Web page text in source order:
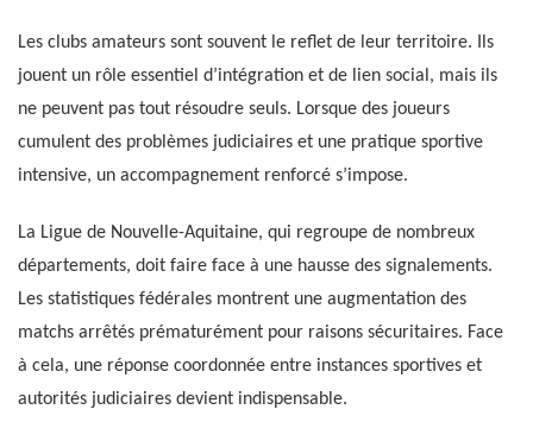
Les clubs amateurs sont souvent le reflet de leur territoire. Ils
jouent un rôle essentiel d’intégration et de lien social, mais ils
ne peuvent pas tout résoudre seuls. Lorsque des joueurs
cumulent des problèmes judiciaires et une pratique sportive
intensive, un accompagnement renforcé s’impose.
La Ligue de Nouvelle-Aquitaine, qui regroupe de nombreux
départements, doit faire face à une hausse des signalements.
Les statistiques fédérales montrent une augmentation des
matchs arrêtés prématurément pour raisons sécuritaires. Face
à cela, une réponse coordonnée entre instances sportives et
autorités judiciaires devient indispensable.